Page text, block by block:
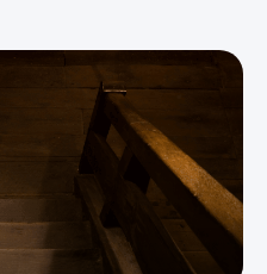
garage en atelier
ou encore
en pièce de […]